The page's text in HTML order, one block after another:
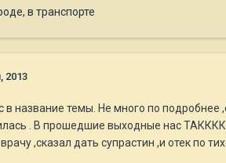
в транспорте
2013
в название темы. Не много по
. В прошедшие выходные нас ТАКККК
,сказал дать супрастин ,и отек по